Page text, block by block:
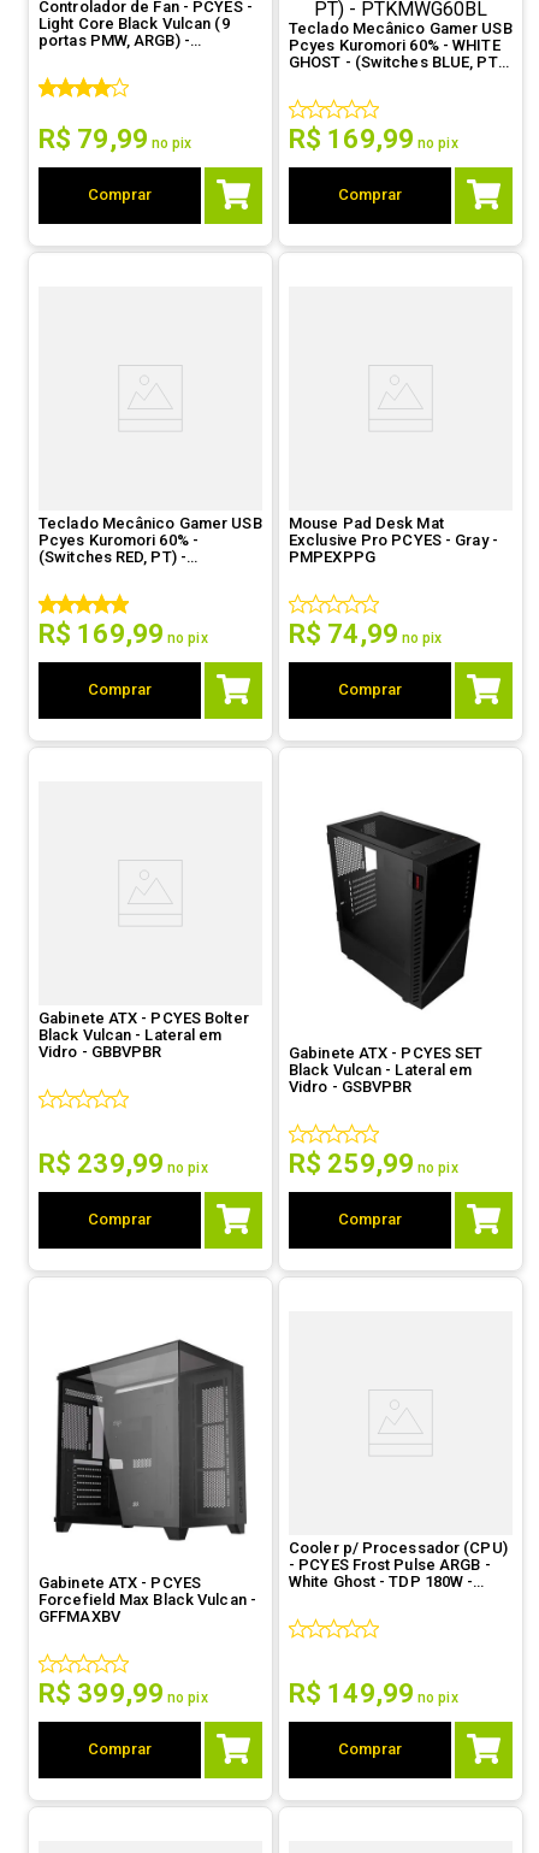
Controlador de Fan - PCYES -
Light Core Black Vulcan (9
portas PMW, ARGB) -
R$ 79,99 no pix
Comprar
Teclado Mecânico Gamer USB
Pcyes Kuromori 60% - WHITE
GHOST - (Switches BLUE, PT) -
R$ 169,99 no pix
Comprar
Teclado Mecânico Gamer USB
Pcyes Kuromori 60% -
(Switches RED, PT) -
R$ 169,99 no pix
Comprar
Mouse Pad Desk Mat
Exclusive Pro PCYES - Gray -
PMPEXPPG
R$ 74,99 no pix
Comprar
Gabinete ATX - PCYES Bolter
Black Vulcan - Lateral em
Vidro - GBBVPBR
R$ 239,99 no pix
Comprar
Gabinete ATX - PCYES SET
Black Vulcan - Lateral em
Vidro - GSBVPBR
R$ 259,99 no pix
Comprar
Gabinete ATX - PCYES
Forcefield Max Black Vulcan -
GFFMAXBV
R$ 399,99 no pix
Comprar
Cooler p/ Processador (CPU)
- PCYES Frost Pulse ARGB -
White Ghost - TDP 180W -
R$ 149,99 no pix
Comprar